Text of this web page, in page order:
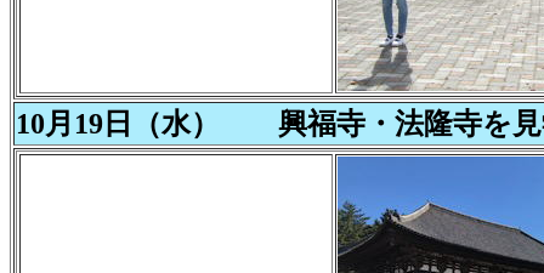
10月19日（水） 興福寺・法隆寺を